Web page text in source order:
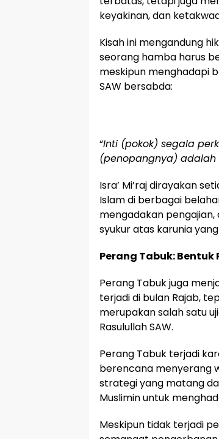
keyakinan, dan
Kisah ini mengandung
seorang hamba harus
meskipun menghadapi
SAW bersabda:
“Inti (pokok) segala
(penopangnya) adalah
Isra’ Mi’raj dirayakan
Islam di berbagai
mengadakan
syukur atas karunia
Perang Tabuk:
Perang Tabuk juga
terjadi di bulan Rajab,
merupakan salah satu
Rasulullah SAW.
Perang Tabuk terjadi
berencana menyerang
strategi yang matang
Muslimin untuk
Meskipun tidak terjadi